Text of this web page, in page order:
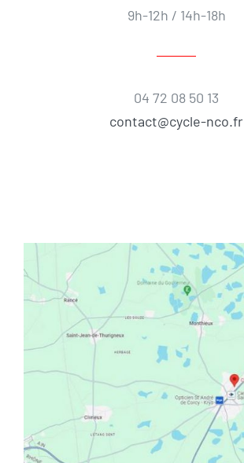
9h-12h / 14h-18h
04 72 08 50 13
contact@cycle-nco.fr